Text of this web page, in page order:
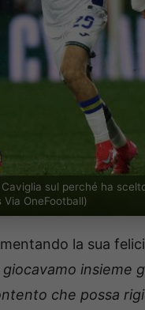
sul perché ha
OneFootball)
la sua
insieme
che possa